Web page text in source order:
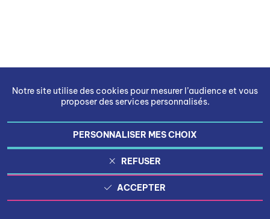
Notre site utilise des cookies pour mesurer l’audience et vous
proposer des services personnalisés.
PERSONNALISER MES CHOIX
REFUSER
ACCEPTER